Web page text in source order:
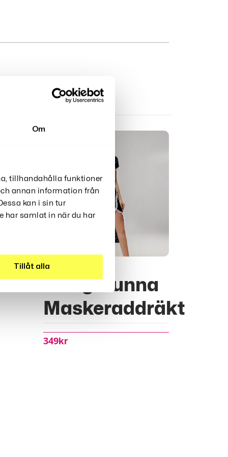
Om
tillhandahålla funktioner
annan information från
kan i sin tur
har samlat in när du har
Tillåt alla
Sexig Nunna
Maskeraddräkt
349Kr